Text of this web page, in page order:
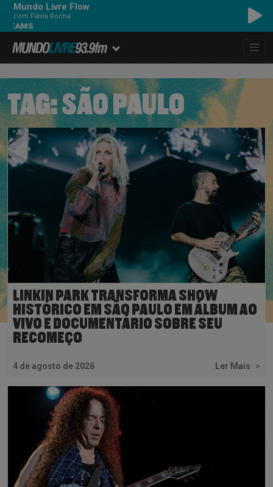
Mundo Livre Flow
com Flávia Rocha
TAG:SÃO PAULO
LINKIN PARK TRANSFORMA SHOW
HISTÓRICO EM SÃO PAULO EM ÁLBUM AO
VIVO E DOCUMENTÁRIO SOBRE SEU
RECOMEÇO
4 de agosto de 2026 Ler Mais >